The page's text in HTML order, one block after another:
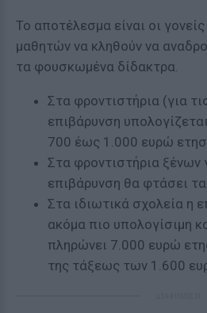
Το αποτέλεσμα είναι οι
μαθητών να κληθούν να
τα φουσκωμένα δίδακτρα.
Στα φροντιστήρια (για
επιβάρυνση
700 έως 1.000 ευρώ
Στα φροντιστήρια
επιβάρυνση θα φτάσει
Στα ιδιωτικά σχολεία η
ακόμα πιο υπολογίσιμη
πληρώνει 7.000 ευρώ
της τάξεως των 1.600